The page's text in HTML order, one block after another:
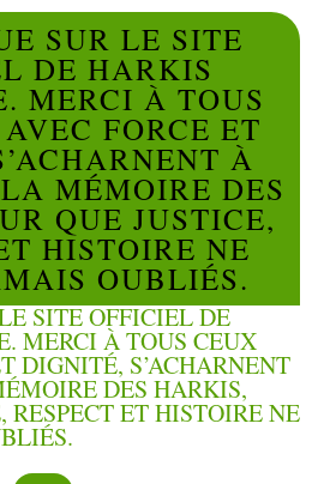
SUR LE SITE
DE HARKIS
MERCI À TOUS
FORCE ET
À
MÉMOIRE DES
QUE JUSTICE,
HISTOIRE NE
OUBLIÉS.